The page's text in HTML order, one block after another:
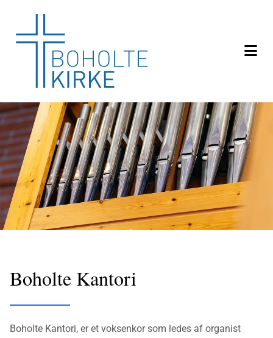
Boholte Kantori
Boholte Kantori, er et voksenkor som ledes af organist